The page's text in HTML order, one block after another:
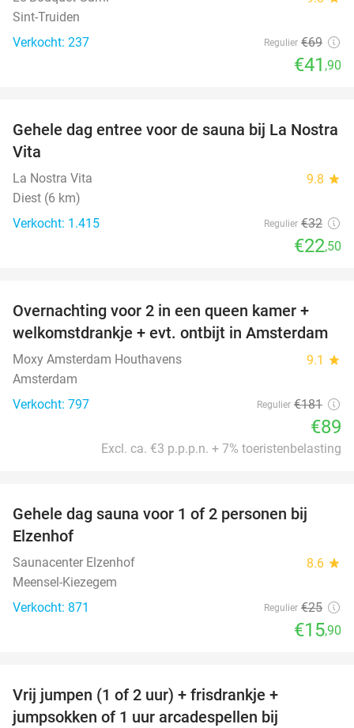
Sint-Truiden
Verkocht: 237
Regulier €69
€41 ,90
30%
Gehele dag entree voor de sauna bij La Nostra
Vita
La Nostra Vita 9.8 star
Diest (6 km)
Verkocht: 1.415
Regulier €32
€22,50
51%
Overnachting voor 2 in een queen kamer +
welkomstdrankje + evt. ontbijt in Amsterdam
Moxy Amsterdam Houthavens 9.1 star
Amsterdam
Verkocht: 797
Regulier €181
€89
Excl. ca. €3 p.p.p.n. + 7% toeristenbelasting
36%
Gehele dag sauna voor 1 of 2 personen bij
Elzenhof
Saunacenter Elzenhof 8.6 star
Meensel-Kiezegem
Verkocht: 871
Regulier €25
€15,90
Vrij jumpen (1 of 2 uur) + frisdrankje +
jumpsokken of 1 uur arcadespellen bij